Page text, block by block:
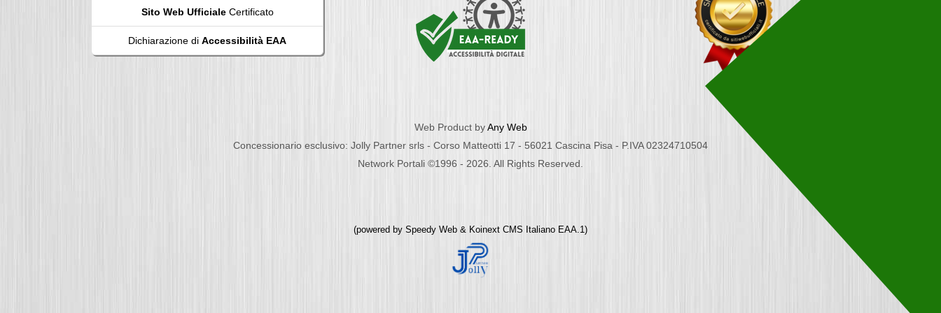
Sito Web UfficialeCertificato
Dichiarazione di Accessibilità EAA
Web Product byAny Web
Concessionario esclusivo: Jolly Partner srls - Corso Matteotti 17 - 56021 Cascina Pisa - P.IVA 02324710504
Network Portali ©1996 - 2026. All Rights Reserved.
(powered by Speedy Web & Koinext CMS Italiano EAA.1)